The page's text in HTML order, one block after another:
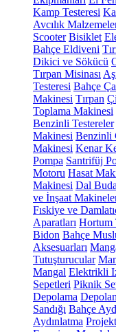
Kamp Testeresi
Avcılık
Scooter Bisiklet
Bahçe Eldiveni
Dikici ve Sökücü
Tırpan Misinası
Testeresi Bahçe
Makinesi Tırpan
Toplama Makinesi
Benzinli Testereler
Makinesi Benzinli
Makinesi Kenar
Pompa Santrifüj
Motoru Hasat
Makinesi Dal
ve İnşaat
Fıskiye ve
Aparatları Hortum
Bidon Bahçe
Aksesuarları
Tutuşturucular
Mangal Elektrikli
Sepetleri Piknik
Depolama
Sandığı Bahçe
Aydınlatma